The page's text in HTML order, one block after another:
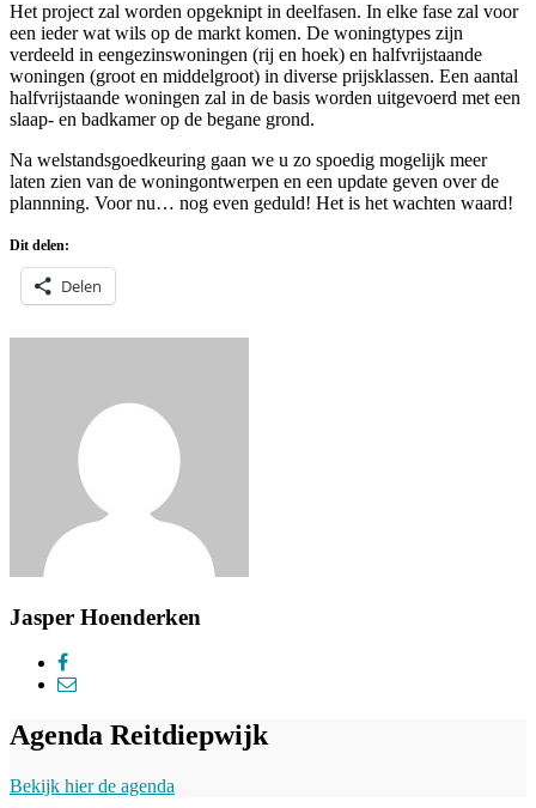
Het project zal worden opgeknipt in deelfasen. In elke fase zal voor
een ieder wat wils op de markt komen. De woningtypes zijn
verdeeld in eengezinswoningen (rij en hoek) en halfvrijstaande
woningen (groot en middelgroot) in diverse prijsklassen. Een aantal
halfvrijstaande woningen zal in de basis worden uitgevoerd met een
slaap- en badkamer op de begane grond.
Na welstandsgoedkeuring gaan we u zo spoedig mogelijk meer
laten zien van de woningontwerpen en een update geven over de
plannning. Voor nu… nog even geduld! Het is het wachten waard!
Dit delen:
Delen
Jasper Hoenderken
Agenda Reitdiepwijk
Bekijk hier de agenda